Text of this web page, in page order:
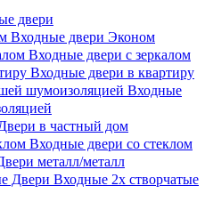
двери
Входные двери Эконом
Входные двери с зеркалом
Входные двери в квартиру
Входные
в частный дом
Входные двери со стеклом
металл/металл
Входные 2х створчатые